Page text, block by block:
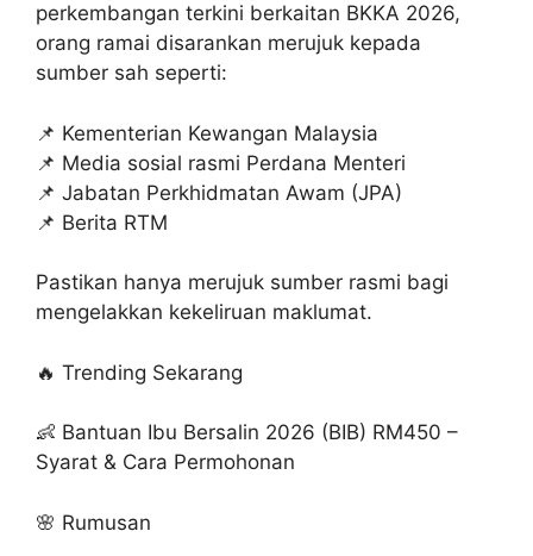
perkembangan terkini berkaitan BKKA 2026,
orang ramai disarankan merujuk kepada
sumber sah seperti:
📌 Kementerian Kewangan Malaysia
📌 Media sosial rasmi Perdana Menteri
📌 Jabatan Perkhidmatan Awam (JPA)
📌 Berita RTM
Pastikan hanya merujuk sumber rasmi bagi
mengelakkan kekeliruan maklumat.
🔥 Trending Sekarang
👶 Bantuan Ibu Bersalin 2026 (BIB) RM450 –
Syarat & Cara Permohonan
🌸 Rumusan